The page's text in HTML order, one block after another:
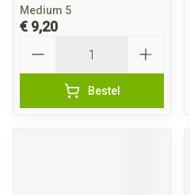
Medium 5
€ 9,20
Bestel